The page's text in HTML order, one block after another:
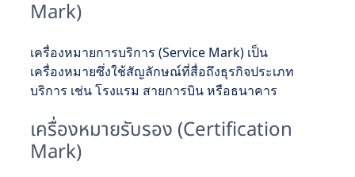
Mark)
เครื่องหมายการบริการ (Service Mark) เป็น
เครื่องหมายซึ่งใช้สัญลักษณ์ที่สื่อถึงธุรกิจประเภท
บริการ เช่น โรงแรม สายการบิน หรือธนาคาร
เครื่องหมายรับรอง (Certification
Mark)